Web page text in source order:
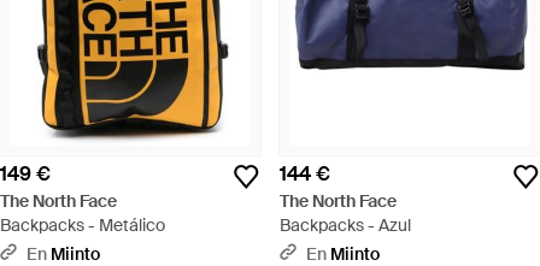
149 €
The North Face
Backpacks - Metálico
En Miinto
144 €
The North Face
Backpacks - Azul
En Miinto